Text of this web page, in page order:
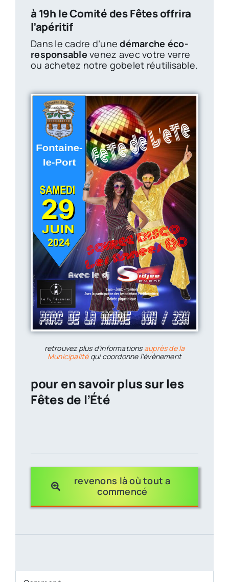
à 19h le Comité des Fêtes offrira
l’apéritif
Dans le cadre d’unedémarche éco-
responsable venez avec votre verre
ou achetez notre gobelet réutilisable.
retrouvez plus d’informations auprès de la
Municipalitéqui coordonne l’évènement
pour en savoir plus sur les
Fêtes de l’Été
revenons là où tout a
commencé
Comment